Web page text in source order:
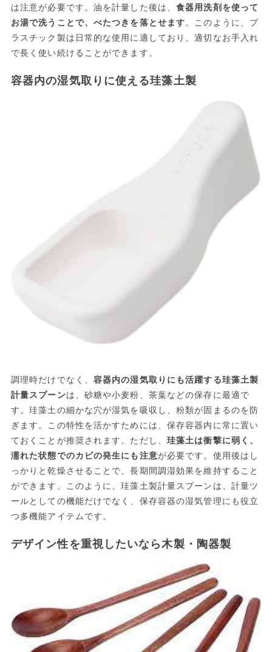
は注意が必要です。油を計量した後は、食器用洗剤を使って
お湯で洗うことで、べたつきを落とせます。このように、プ
ラスチック製は日常的な使用に適しており、適切なお手入れ
で長く使い続けることができます。
容器内の湿気取りに使える珪藻土製
調理時だけでなく、容器内の湿気取りにも活躍する珪藻土製
計量スプーンは、砂糖や小麦粉、茶葉などの保存に最適で
す。珪藻土の細かな穴が湿気を吸収し、粉類が固まるのを防
ぎます。この特性を活かすためには、保存容器内に常に置い
ておくことが推奨されます。ただし、 珪藻土は衝撃に弱く、
濡れた状態でのカビの発生にも注意が必要です。使用後はし
っかりと乾燥させることで、長期間調湿効果を維持すること
ができます。このように、珪藻土製計量スプーンは、計量ツ
ールとしての機能だけでなく、保存容器の湿気管理にも役立
つ多機能アイテムです。
デザイン性を重視したいなら木製・陶器製